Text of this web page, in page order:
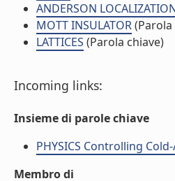
ANDERSON
MOTT INSULATOR(Parola
LATTICES (Parola chiave)
Incoming links:
Insieme di parole chiave
PHYSICS Controlling
Membro di